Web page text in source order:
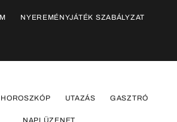
NYEREMÉNYJÁTÉK SZABÁLYZAT
HOROSZKÓP UTAZÁS GASZTRÓ
NAPI ÜZENET